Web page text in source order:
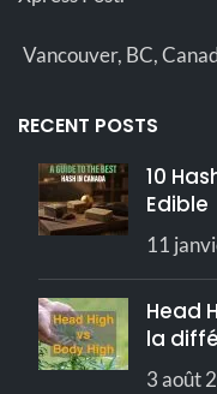
Grade AAAA
de
Profil des
Épicé,
Vancouver, BC,
RECENT POSTS
10
Edible
11
Head
la
3 août